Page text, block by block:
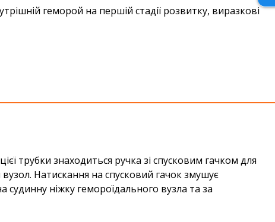
геморой на першій стадії розвитку, виразкові
трубки знаходиться ручка зі спусковим гачком для
Натискання на спусковий гачок змушує
ніжку гемороїдального вузла та за